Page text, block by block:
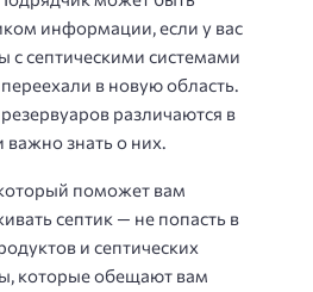
информации, если у вас
с септическими системами
в новую область.
различаются в
важно знать о них.
поможет вам
септик — не попасть в
и септических
которые обещают вам